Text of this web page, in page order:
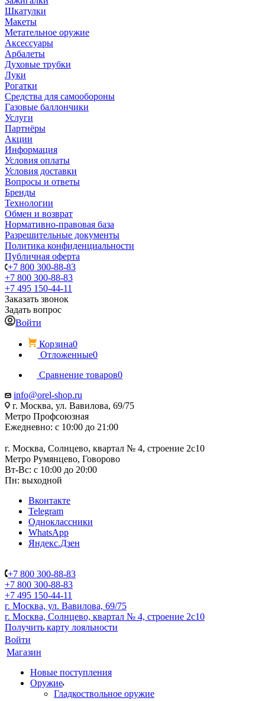
Шкатулки
Макеты
Метательное оружие
Аксессуары
Арбалеты
Духовые трубки
Луки
Рогатки
Средства для самообороны
Газовые баллончики
Услуги
Партнёры
Акции
Информация
Условия оплаты
Условия доставки
Вопросы и ответы
Бренды
Технологии
Обмен и возврат
Нормативно-правовая база
Разрешительные документы
Политика конфиденциальности
Публичная оферта
+7 800 300-88-83
+7 800 300-88-83
+7 495 150-44-11
Заказать звонок
Задать вопрос
Войти
Корзина0
Отложенные0
Сравнение товаров0
info@orel-shop.ru
г. Москва, ул. Вавилова, 69/75
Метро Профсоюзная
Ежедневно: с 10:00 до 21:00
г. Москва, Солнцево, квартал № 4, строение 2с10
Метро Румянцево, Говорово
Вт-Вс: с 10:00 до 20:00
Пн: выходной
Вконтакте
Telegram
Одноклассники
WhatsApp
Яндекс.Дзен
+7 800 300-88-83
+7 800 300-88-83
+7 495 150-44-11
г. Москва, ул. Вавилова, 69/75
г. Москва, Солнцево, квартал № 4, строение 2с10
Получить карту лояльности
Войти
Магазин
Новые поступления
Оружие
Гладкоствольное оружие